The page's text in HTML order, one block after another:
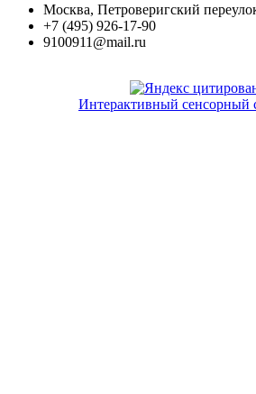
Москва, Петроверигский
+7 (495) 926-17-90
9100911@mail.ru
Интерактивный сенсорный